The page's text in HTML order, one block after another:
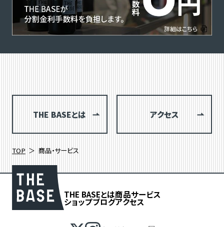
THE BASEとは アクセス
TOP 商品・サービス
THE BASEとは商品サービス
ショップブログアクセス